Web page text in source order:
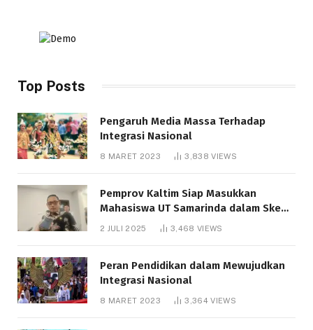
Top Posts
Pengaruh Media Massa Terhadap
Integrasi Nasional
8 MARET 2023 3,838VIEWS
Pemprov Kaltim Siap Masukkan
Mahasiswa UT Samarinda dalam Skema
Bantuan Pendidikan Gratispol
2 JULI 2025 3,468 VIEWS
Peran Pendidikan dalam Mewujudkan
Integrasi Nasional
8 MARET 2023 3,364VIEWS